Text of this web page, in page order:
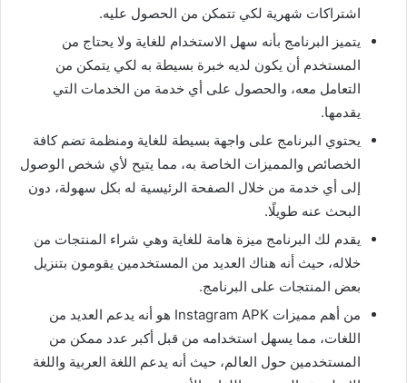
اشتراكات شهرية لكي تتمكن من الحصول عليه.
يتميز البرنامج بأنه سهل الاستخدام للغاية ولا يحتاج من
المستخدم أن يكون لديه خبرة بسيطة به لكي يتمكن من
التعامل معه، والحصول على أي خدمة من الخدمات التي
يقدمها.
يحتوي البرنامج على واجهة بسيطة للغاية ومنظمة تضم كافة
الخصائص والمميزات الخاصة به، مما يتيح لأي شخص الوصول
إلى أي خدمة من خلال الصفحة الرئيسية له بكل سهولة، دون
البحث عنه طويلًا.
يقدم لك البرنامج ميزة هامة للغاية وهي شراء المنتجات من
خلاله، حيث أنه هناك العديد من المستخدمين يقومون بتنزيل
بعض المنتجات على البرنامج.
من أهم مميزات Instagram APK هو أنه يدعم العديد من
اللغات، مما يسهل استخدامه من قبل أكبر عدد ممكن من
المستخدمين حول العالم، حيث أنه يدعم اللغة العربية واللغة